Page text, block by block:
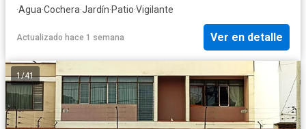
·Agua·Cochera·Jardín·Patio·Vigilante
Actualizado hace 1 semana Ver en detalle
1/41